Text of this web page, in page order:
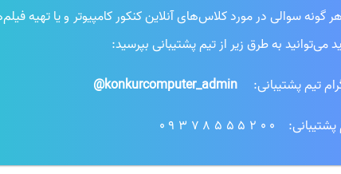
سوالی در مورد کلاس‌های آنلاین کنکور کامپیوتر و یا تهیه
می‌توانید به طرق زیر از تیم پشتیبانی بپرسید:
تیم پشتیبانی: konkurcomputer_admin@
09378555200